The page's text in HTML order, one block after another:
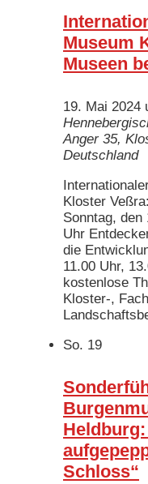
Museum
Museen
19. Mai 2024
Anger 35,
Deutschland
Kloster
Sonntag, den
Uhr
die
11.00 Uhr,
kostenlose
Kloster-,
So. 19
Schloss“